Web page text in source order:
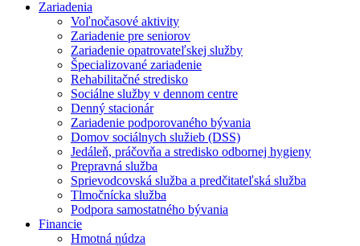
Zariadenia
Voľnočasové aktivity
Zariadenie pre seniorov
Zariadenie opatrovateľskej služby
Špecializované zariadenie
Rehabilitačné stredisko
Sociálne služby v dennom centre
Denný stacionár
Zariadenie podporovaného bývania
Domov sociálnych služieb (DSS)
Jedáleň, práčovňa a stredisko odbornej hygieny
Prepravná služba
Sprievodcovská služba a predčitateľská služba
Tlmočnícka služba
Podpora samostatného bývania
Financie
Hmotná núdza